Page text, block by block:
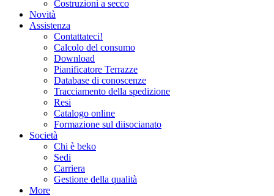
Costruzioni a secco
Novità
Assistenza
Contattateci!
Calcolo del consumo
Download
Pianificatore Terrazze
Database di conoscenze
Tracciamento della spedizione
Resi
Catalogo online
Formazione sul diisocianato
Società
Chi è beko
Sedi
Carriera
Gestione della qualità
More